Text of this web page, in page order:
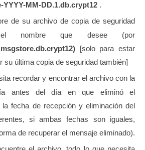
YYYY-MM-DD.1.db.crypt12 .
de su archivo de copia de seguridad
nombre que desee (por
[solo para estar
su última copia de seguridad también]
recordar y encontrar el archivo con la
antes del día en que eliminó el
la fecha de recepción y eliminación del
si ambas fechas son iguales,
de recuperar el mensaje eliminado).